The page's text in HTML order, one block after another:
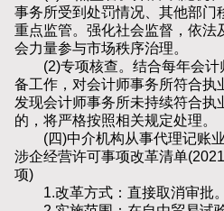
事务所受到处罚情况、其他部门
重点监管。强化社会监督，依法
会力量参与市场秩序治理。
(2)专项核查。结合每年会计
备工作，对会计师事务所符合执
发现会计师事务所未持续符合执
的，将严格按照相关规定处理。
(四)中介机构从事代理记账业
涉企经营许可事项改革清单
项)
1.改革方式：直接取消审批。